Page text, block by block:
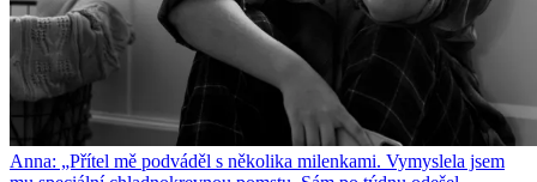
Anna: „Přítel mě podváděl s několika milenkami. Vymyslela jsem